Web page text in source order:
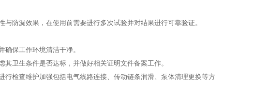
漏效果，在使用前需要进行多次试验并对结果进行可靠验证。
保工作环境清洁干净。
卫生条件是否达标，并做好相关证明文件备案工作。
检查维护加强包括电气线路连接、传动链条润滑、泵体清理更换等方